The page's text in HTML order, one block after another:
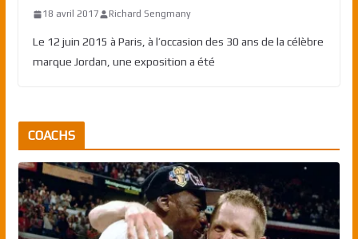
18 avril 2017 Richard Sengmany
Le 12 juin 2015 à Paris, à l’occasion des 30 ans de la célèbre
marque Jordan, une exposition a été
COACHS